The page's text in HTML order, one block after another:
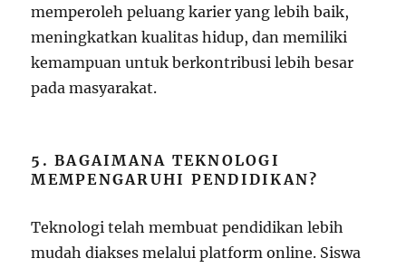
memperoleh peluang karier yang lebih baik,
meningkatkan kualitas hidup, dan memiliki
kemampuan untuk berkontribusi lebih besar
pada masyarakat.
5. BAGAIMANA TEKNOLOGI
MEMPENGARUHI PENDIDIKAN?
Teknologi telah membuat pendidikan lebih
mudah diakses melalui platform online. Siswa